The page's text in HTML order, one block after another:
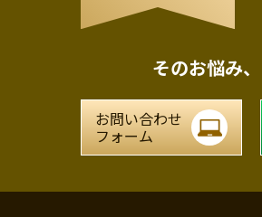
そのお悩み、
お問い合わせ
フォーム